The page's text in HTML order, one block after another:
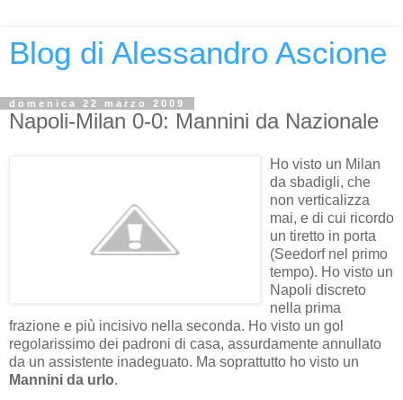
Blog di Alessandro Ascione
domenica 22 marzo 2009
Napoli-Milan 0-0: Mannini da Nazionale
Ho visto un Milan
da sbadigli, che
non verticalizza
mai, e di cui ricordo
un tiretto in porta
(Seedorf nel primo
tempo). Ho visto un
Napoli discreto
nella prima
frazione e più incisivo nella seconda. Ho visto un gol
regolarissimo dei padroni di casa, assurdamente annullato
da un assistente inadeguato. Ma soprattutto ho visto un
Mannini da urlo.